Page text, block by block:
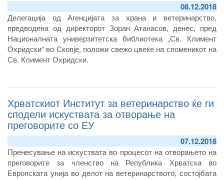
08.12.2018
Делегација од Агенцијата за храна и ветеринарство,
предводена од директорот Зоран Атанасов, денес, пред
Националната универзитетска библиотека „Св. Климент
Охридски“ во Скопје, положи свежо цвеќе на споменикот на
Св. Климент Охридски.
Хрватскиот Институт за ветеринарство ќе ги
сподели искуствата за отворање на
преговорите со ЕУ
07.12.2018
Пренесување на искуствата во процесот на отворањето на
преговорите за членство на Република Хрватска во
Европската унија во делот на ветеринарството, состојбата